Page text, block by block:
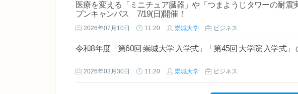
医療を変える「ミニチュア臓器」や「つまようじタワーの耐
プンキャンパス 7/19(日)開催！
2026年07月10日 11:20 崇城大学 ビジネス
令和8年度「第60回 崇城大学 入学式」「第45回 大学院 入学式」
2026年03月30日 11:20 崇城大学 ビジネス